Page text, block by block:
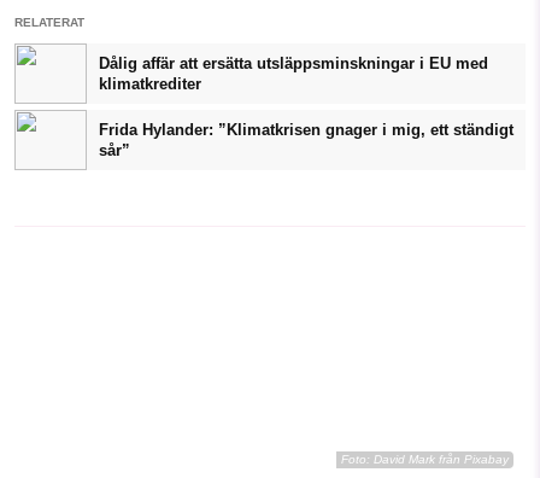
RELATERAT
Dålig affär att ersätta utsläppsminskningar i EU med
klimatkrediter
Frida Hylander: ”Klimatkrisen gnager i mig, ett ständigt
sår”
Foto: David Mark från Pixabay